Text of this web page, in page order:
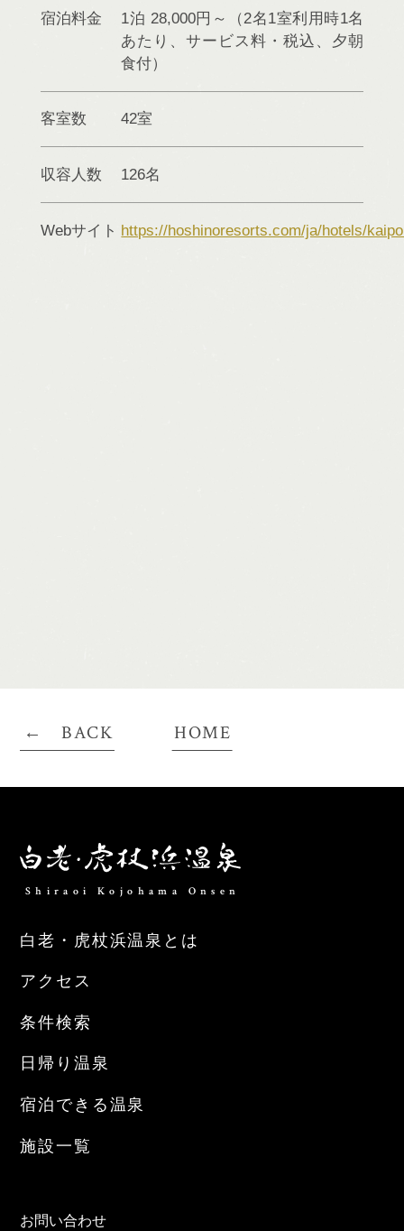
宿泊料金
1泊 28,000円～（2名1室利用時1名
あたり、サービス料・税込、夕朝
食付）
客室数 42室
収容人数 126名
Webサイト https://hoshinoresorts.com/ja/hotels/
BACK HOME
Shiraoi Kojohama Onsen
白老・虎杖浜温泉とは
アクセス
条件検索
日帰り温泉
宿泊できる温泉
施設一覧
お問い合わせ